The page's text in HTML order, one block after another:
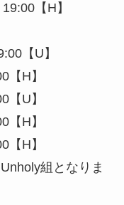
【H】
【U】
H】
U】
H】
H】
組となりま